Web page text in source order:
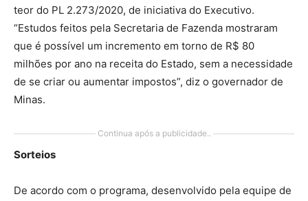
teor do PL 2.273/2020, de iniciativa do Executivo.
“Estudos feitos pela Secretaria de Fazenda mostraram
que é possível um incremento em torno de R$ 80
milhões por ano na receita do Estado, sem a necessidade
de se criar ou aumentar impostos”, diz o governador de
Minas.
Continua após a publicidade..
Sorteios
De acordo com o programa, desenvolvido pela equipe de